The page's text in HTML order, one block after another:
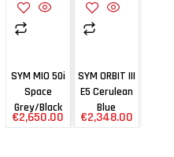
SYM MIO 50i
Space
Grey/Black
€2,650.00
SYM ORBIT III
E5 Cerulean
Blue
€2,348.00